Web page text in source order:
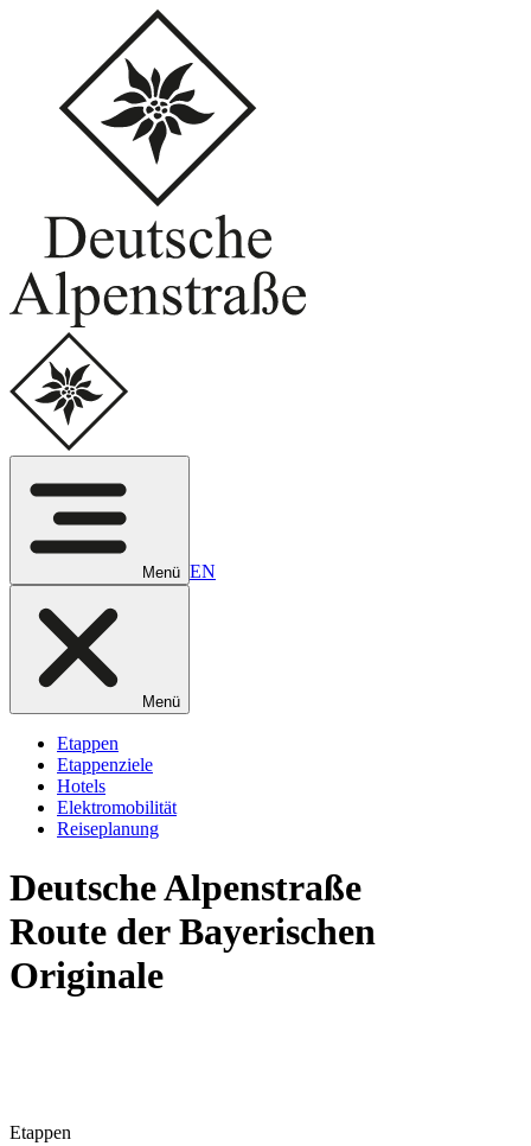
Menü EN
Menü
Etappen
Etappenziele
Hotels
Elektromobilität
Reiseplanung
DeutscheAlpenstraße
Route der Bayerischen
Originale
Etappen